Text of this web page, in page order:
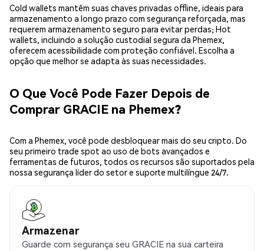
Cold wallets mantêm suas chaves privadas offline, ideais para
armazenamento a longo prazo com segurança reforçada, mas
requerem armazenamento seguro para evitar perdas; Hot
wallets, incluindo a solução custodial segura da Phemex,
oferecem acessibilidade com proteção confiável. Escolha a
opção que melhor se adapta às suas necessidades.
O Que Você Pode Fazer Depois de
Comprar GRACIE na Phemex?
Com a Phemex, você pode desbloquear mais do seu cripto. Do
seu primeiro trade spot ao uso de bots avançados e
ferramentas de futuros, todos os recursos são suportados pela
nossa segurança líder do setor e suporte multilíngue 24/7.
Armazenar
Guarde com segurança seu GRACIE na sua carteira